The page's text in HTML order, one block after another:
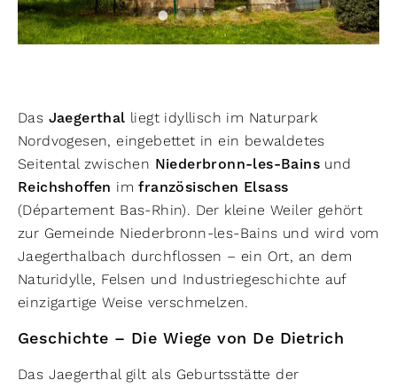
Das Jaegerthal liegt idyllisch im Naturpark
Nordvogesen, eingebettet in ein bewaldetes
Seitental zwischen Niederbronn-les-Bains und
Reichshoffen imfranzösischen Elsass
(Département Bas-Rhin). Der kleine Weiler gehört
zur Gemeinde Niederbronn-les-Bains und wird vom
Jaegerthalbach durchflossen – ein Ort, an dem
Naturidylle, Felsen und Industriegeschichte auf
einzigartige Weise verschmelzen.
Geschichte – Die Wiege von De Dietrich
Das Jaegerthal gilt als Geburtsstätte der